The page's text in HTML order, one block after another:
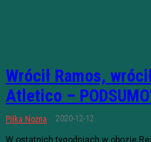
Wrócił Ramos,
Atletico –
Piłka Nożna 2020-12-12
W ostatnich tygodniach w obozie